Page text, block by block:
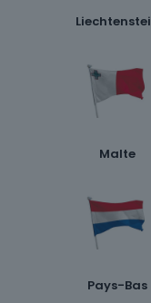
Malte
Pays-Bas